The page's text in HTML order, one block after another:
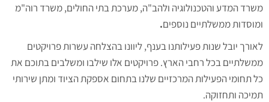
משרד המדע והטכנולוגיה ולהב"ה, מערכת בתי החולים, משרד רוה"מ
ומוסדות ממשלתיים נוספים.
לאורך יובל שנות פעילותנו בענף, ליוונו בהצלחה עשרות פרויקטים
ממשלתיים בכל רחבי הארץ. פרויקטים אלו שילבו ומשלבים בתוכם את
כל תחומי הפעילות המרכזיים שלנו בתחום אספקת הציוד ומתן שירותי
תמיכה ותחזוקה.